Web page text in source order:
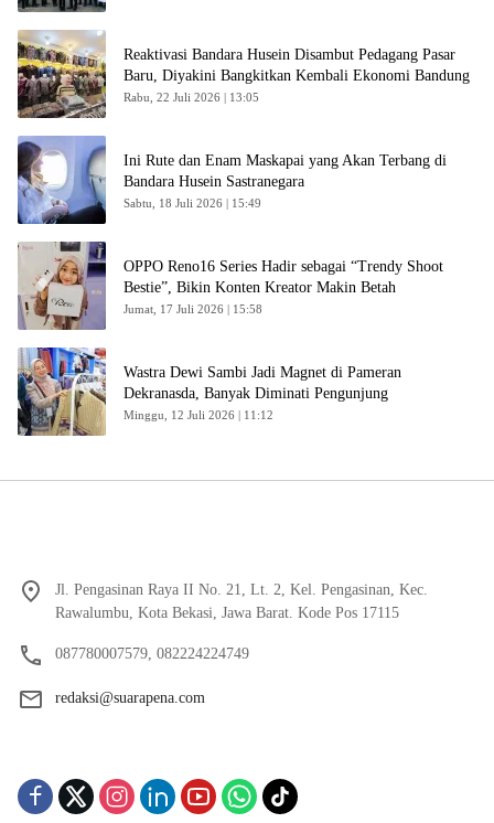
Reaktivasi Bandara Husein Disambut Pedagang Pasar
Baru, Diyakini Bangkitkan Kembali Ekonomi Bandung
Rabu, 22 Juli 2026 | 13:05
Ini Rute dan Enam Maskapai yang Akan Terbang di
Bandara Husein Sastranegara
Sabtu, 18 Juli 2026 | 15:49
OPPO Reno16 Series Hadir sebagai “Trendy Shoot
Bestie”, Bikin Konten Kreator Makin Betah
Jumat, 17 Juli 2026 | 15:58
Wastra Dewi Sambi Jadi Magnet di Pameran
Dekranasda, Banyak Diminati Pengunjung
Minggu, 12 Juli 2026 | 11:12
Jl. Pengasinan Raya II No. 21, Lt. 2, Kel. Pengasinan, Kec.
Rawalumbu, Kota Bekasi, Jawa Barat. Kode Pos 17115
087780007579, 082224224749
redaksi@suarapena.com